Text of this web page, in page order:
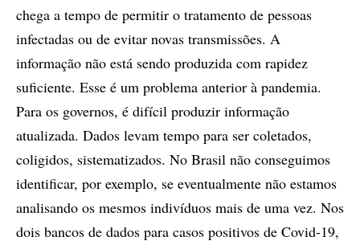
chega a tempo de permitir o tratamento de pessoas
infectadas ou de evitar novas transmissões. A
informação não está sendo produzida com rapidez
suficiente. Esse é um problema anterior à pandemia.
Para os governos, é difícil produzir informação
atualizada. Dados levam tempo para ser coletados,
coligidos, sistematizados. No Brasil não conseguimos
identificar, por exemplo, se eventualmente não estamos
analisando os mesmos indivíduos mais de uma vez. Nos
dois bancos de dados para casos positivos de Covid-19,